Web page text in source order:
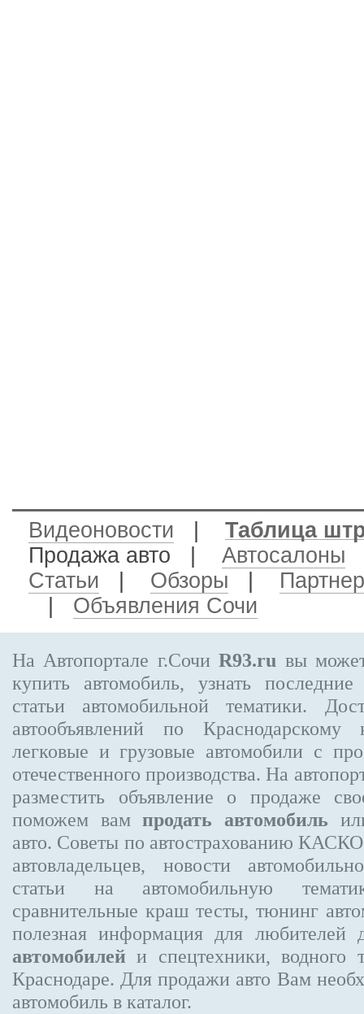
Видеоновости
Таблица
Продажа авто
Автосалоны
Статьи
Обзоры
Объявления Сочи
На Автопортале г.СочиR93.ru вы
купить автомобиль, узнать
статьи автомобильной тематики.
автообъявлений по
легковые и грузовые автомобили с
отечественного производства. На
разместить объявление о продаже
поможем вампродать автомобиль
авто. Советы по автострахованию
автовладельцев, новости
статьи на автомобильную
сравнительные краш тесты, тюнинг
полезная информация для любителей
автомобилей и спецтехники, водного
Краснодаре. Для продажи авто Вам
автомобиль в каталог.